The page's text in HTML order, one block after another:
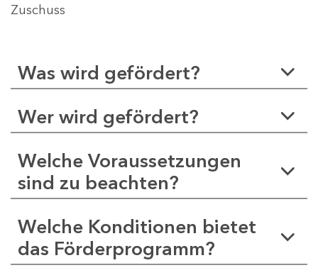
Zuschuss
Was wird gefördert?
Wer wird gefördert?
Welche Voraussetzungen
sind zu beachten?
Welche Konditionen bietet
das Förderprogramm?